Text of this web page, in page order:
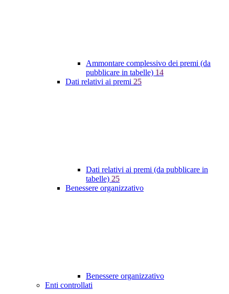
Ammontare complessivo dei premi (da
pubblicare in tabelle) 14
Dati relativi ai premi 25
Dati relativi ai premi (da pubblicare in
tabelle) 25
Benessere organizzativo
Benessere organizzativo
Enti controllati